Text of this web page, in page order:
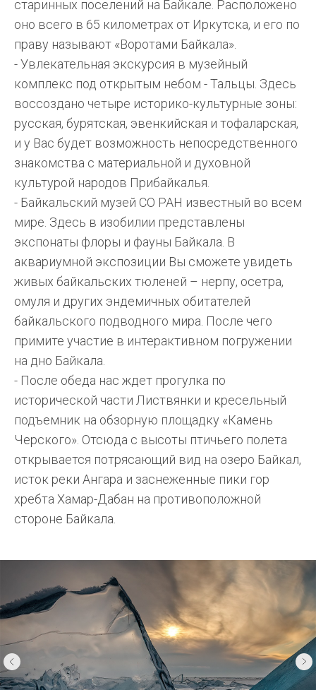
старинных поселений на Байкале. Расположено
оно всего в 65 километрах от Иркутска, и его по
праву называют «Воротами Байкала».
- Увлекательная экскурсия в музейный
комплекс под открытым небом - Тальцы. Здесь
воссоздано четыре историко-культурные зоны:
русская, бурятская, эвенкийская и тофаларская,
и у Вас будет возможность непосредственного
знакомства с материальной и духовной
культурой народов Прибайкалья.
- Байкальский музей СО РАН известный во всем
мире. Здесь в изобилии представлены
экспонаты флоры и фауны Байкала. В
аквариумной экспозиции Вы сможете увидеть
живых байкальских тюленей – нерпу, осетра,
омуля и других эндемичных обитателей
байкальского подводного мира. После чего
примите участие в интерактивном погружении
на дно Байкала.
- После обеда нас ждет прогулка по
исторической части Листвянки и кресельный
подъемник на обзорную площадку «Камень
Черского». Отсюда с высоты птичьего полета
открывается потрясающий вид на озеро Байкал,
исток реки Ангара и заснеженные пики гор
хребта Хамар-Дабан на противоположной
стороне Байкала.